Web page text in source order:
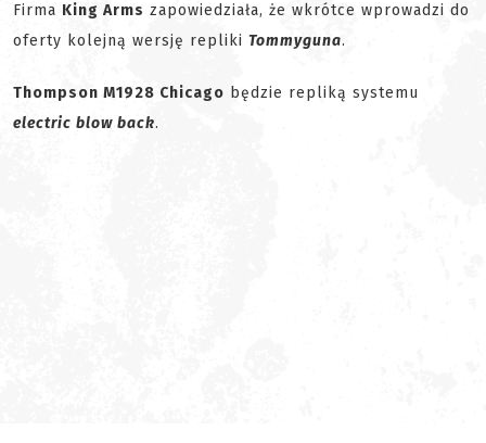
Firma King Arms zapowiedziała, że wkrótce wprowadzi do
oferty kolejną wersję repliki Tommyguna.
Thompson M1928 Chicago będzie repliką systemu
electric blow back.